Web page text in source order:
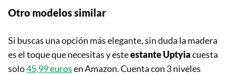
Otro modelos similar
Si buscas una opción más elegante, sin duda la madera
es el toque que necesitas y esteestante Uptyiacuesta
solo45,99 eurosen Amazon. Cuenta con 3 niveles